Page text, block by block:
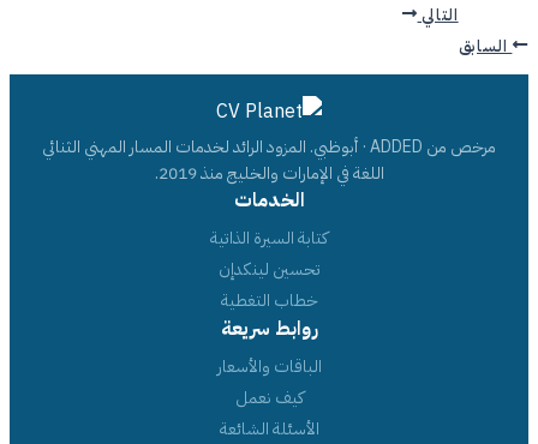
السابق
التالي
مرخص من ADDED · أبوظبي. المزود الرائد لخدمات المسار المهني الثنائي
اللغة في الإمارات والخليج منذ 2019.
الخدمات
كتابة السيرة الذاتية
تحسين لينكدإن
خطاب التغطية
روابط سريعة
الباقات والأسعار
كيف نعمل
الأسئلة الشائعة